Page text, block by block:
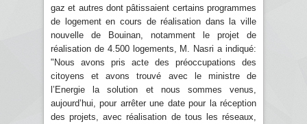
gaz et autres dont pâtissaient certains programmes
de logement en cours de réalisation dans la ville
nouvelle de Bouinan, notamment le projet de
réalisation de 4.500 logements, M. Nasri a indiqué:
"Nous avons pris acte des préoccupations des
citoyens et avons trouvé avec le ministre de
l’Energie la solution et nous sommes venus,
aujourd’hui, pour arrêter une date pour la réception
des projets, avec réalisation de tous les réseaux,